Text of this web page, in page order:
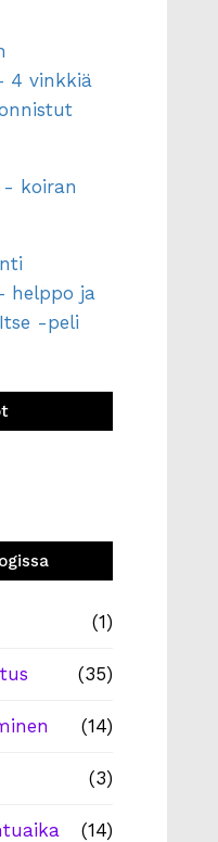
4 vinkkiä
- koiran
helppo ja
-peli
(1)
(35)
(14)
(3)
(14)